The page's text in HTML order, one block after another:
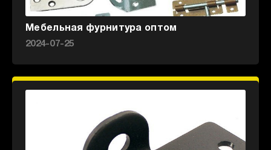
Мебельная фурнитура оптом
2024-07-25